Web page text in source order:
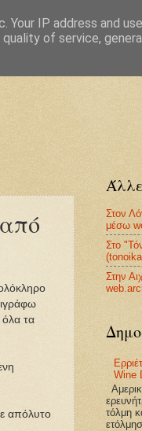
όλα τα
απόλυτο
Στον
μέσω
Στο
Στην
Wine
τόλμη
IP address and
of service,